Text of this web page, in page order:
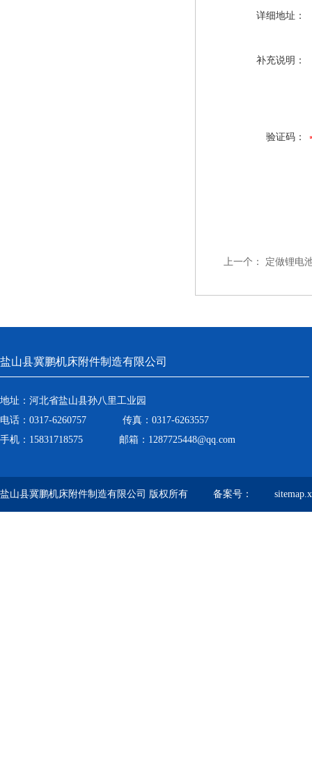
详细地址：
补充说明：
验证码：
上一个： 定做锂电
盐山县冀鹏机床附件制造有限公司
地址：河北省盐山县孙八里工业园
电话：0317-6260757 传真：0317-6263557
手机：15831718575 邮箱：1287725448@qq.com
盐山县冀鹏机床附件制造有限公司 版权所有 备案号：